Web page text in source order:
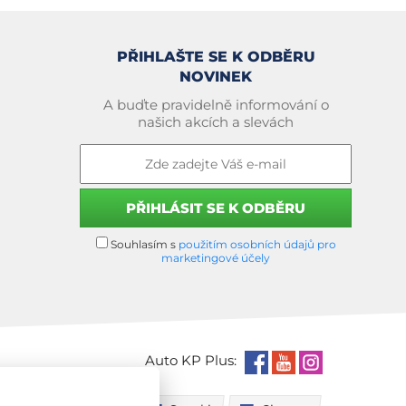
PŘIHLAŠTE SE K ODBĚRU
NOVINEK
A buďte pravidelně informování o
našich akcích a slevách
Souhlasím s použitím osobních údajů pro
marketingové účely
Auto KP Plus: